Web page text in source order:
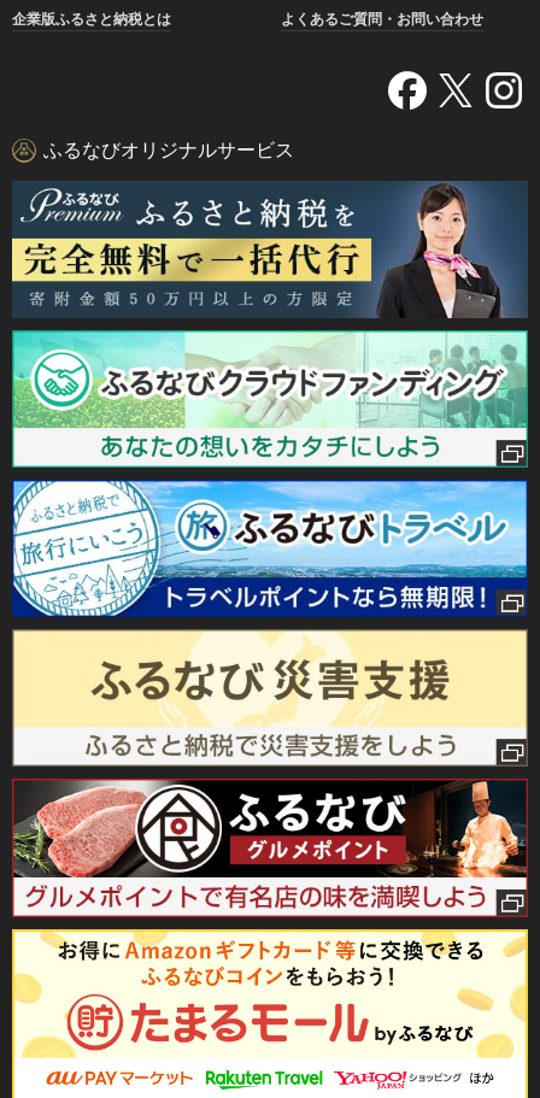
企業版ふるさと納税とは
よくあるご質問・お問い合わせ
ふるなびオリジナルサービス